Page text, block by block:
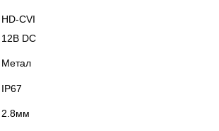
HD-CVI
12В DС
Метал
IP67
2.8мм